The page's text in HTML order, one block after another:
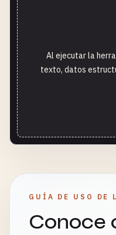
Al ejecutar la
texto, datos
GUÍA DE USO DE
Conoce